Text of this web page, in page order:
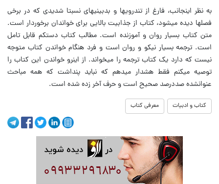
به نظر اینجانب، فارغ از تندرویها و بدبینیهای نسبتا شدیدی که در برخی
فصلها دیده می‏شود، کتاب از جذابیت بالایی برای خواندان برخوردار است.
متن کتاب بسیار روان و آموزنده است. مطالب کتاب دستکم قابل تامل
است. ترجمه بسیار نیکو و روان است و فرد هنگام خواندن کتاب متوجه
نیست که دارد یک کتاب ترجمه را می‏خواند. از این‏رو خواندن این کتاب را
توصیه می‏کنم فقط هشدار می‏دهم که نباید پنداشت که همه مباحث
عنوان‏شده صددرصد صحیح است و حرف آخر زده شده است.
کتاب و ادبیات معرفی کتاب